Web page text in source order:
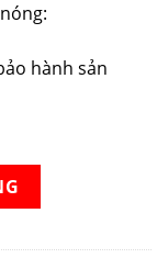
hành sản